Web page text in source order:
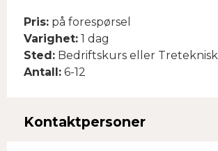
Pris: på forespørsel
Varighet: 1 dag
Sted: Bedriftskurs eller Treteknisk
Antall: 6-12
Kontaktpersoner